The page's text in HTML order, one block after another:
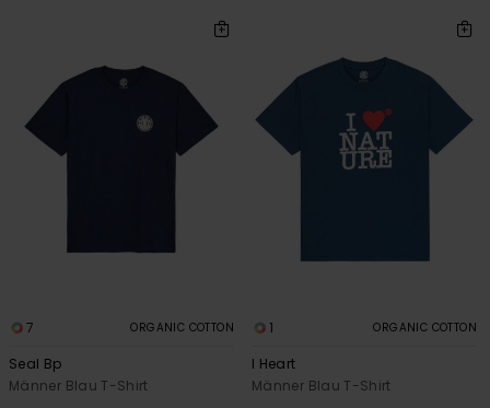
7 ORGANIC COTTON
Seal Bp
Männer Blau T-Shirt
1 ORGANIC COTTON
I Heart
Männer Blau T-Shirt